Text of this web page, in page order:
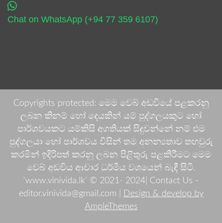
Chat on WhatsApp (+94 77 359 6107)
Copyrights protected: මෙම වෙබ් අඩවියේ පළකරනු
ලබන කිනම් හෝ දෙයකින් යම් පුද්ගලයකුට හෝ
පාර්ශවයකට යම්කිසි අගතියක් සිදුවන්නේ නම් එම
පුද්ගලයා හෝ පාර්ශවය විසින් තම අනන්‍යතාව තහවුරු
කරමින් ඉදිරිපත් කරනු ලබන පිළිතුරු පළකිරීමට මෙම
වෙබ් අඩවිය ආචාර ධර්මීය වශයෙන් බැඳී සිටී.
'www.vinivida.lk' © 2021- 2024| Contact Us -
editor.vinivida@gmail.com |
Design & develop by
AmpleThemes